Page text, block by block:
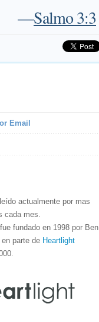
—Salmo 3:3
Email
actualmente por mas
cada mes.
fundado en 1998 por Ben
parte de Heartlight